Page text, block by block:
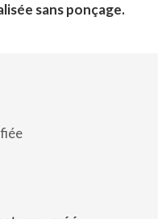
sans ponçage.